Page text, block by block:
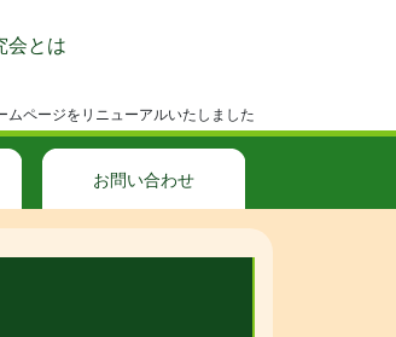
会とは
ムページをリニューアルいたしました
お問い合わせ